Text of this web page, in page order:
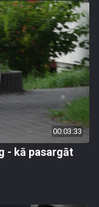
00:03:33
- kā pasargāt